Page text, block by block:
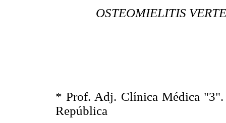
OSTEOMIELITIS
* Prof. Adj. Clínica Médica "3".
República